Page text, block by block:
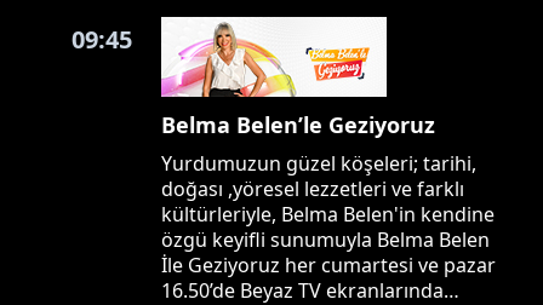
09:45
Belma Belen’le Geziyoruz
Yurdumuzun güzel köşeleri; tarihi,
doğası ,yöresel lezzetleri ve farklı
kültürleriyle, Belma Belen'in kendine
özgü keyifli sunumuyla Belma Belen
İle Geziyoruz her cumartesi ve pazar
16.50’de Beyaz TV ekranlarında…